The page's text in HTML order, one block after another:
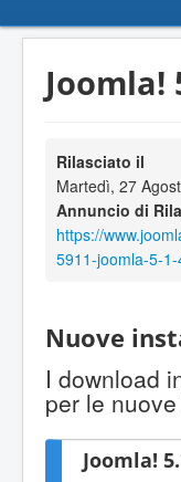
Joomla!
Rilasciato il
Martedì, 27
Annuncio di
https://
5911-joomla-5-
Nuove
I download
per le
Joomla!